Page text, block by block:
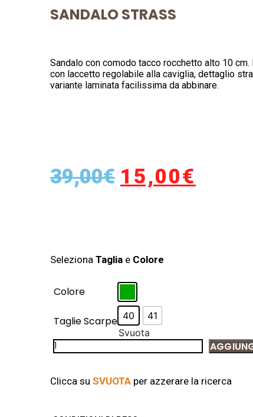
SANDALO STRASS
Sandalo con comodo tacco rocchetto alto 10
con laccetto regolabile alla caviglia, dettaglio
variante laminata facilissima da abbinare.
39,00€ 15,00€
Seleziona Taglia e Colore
Colore
Taglie Scarpe 40
41
Svuota
Clicca su SVUOTA per azzerare la ricerca